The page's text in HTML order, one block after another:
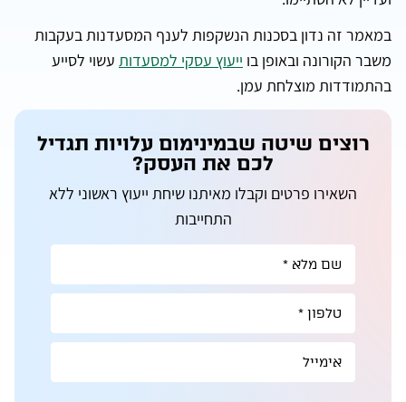
במאמר זה נדון בסכנות הנשקפות לענף המסעדנות בעקבות
משבר הקורונה ובאופן בו ייעוץ עסקי למסעדות עשוי לסייע
בהתמודדות מוצלחת עמן.
רוצים שיטה שבמינימום עלויות תגדיל
לכם את העסק?
השאירו פרטים וקבלו מאיתנו שיחת ייעוץ ראשוני ללא
התחייבות